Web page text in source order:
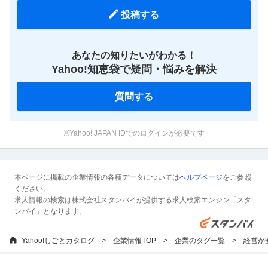
投稿する
あなたの知りたいがわかる！
Yahoo!知恵袋で疑問・悩みを解決
質問する
※Yahoo! JAPAN IDでのログインが必要です
本ページに掲載の企業情報の各種データについてはヘルプページをご参照
ください。
求人情報の検索は株式会社スタンバイが提供する求人検索エンジン「スタ
ンバイ」となります。
Yahoo!しごとカタログ 企業情報TOP 企業のタグ一覧 経営が